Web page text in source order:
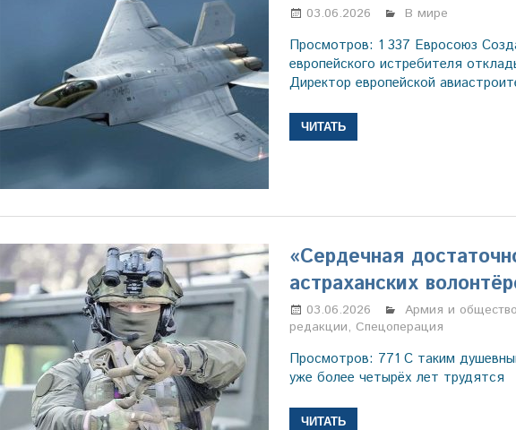
03.06.2026 Марина Щербакова
В мире
Просмотров: 1 337 Евросоюз
европейского истребителя
Директор европейской
ЧИТАТЬ
«Сердечная
астраханских
03.06.2026 Марина
Армия и общество
редакции, Спецоперация
Просмотров: 771 С таким
уже более четырёх лет трудятся
ЧИТАТЬ